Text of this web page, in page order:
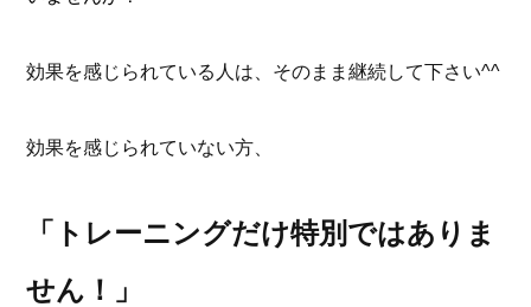
効果を感じられている人は、そのまま継続して下さい^^
効果を感じられていない方、
「トレーニングだけ特別ではありま
せん！」